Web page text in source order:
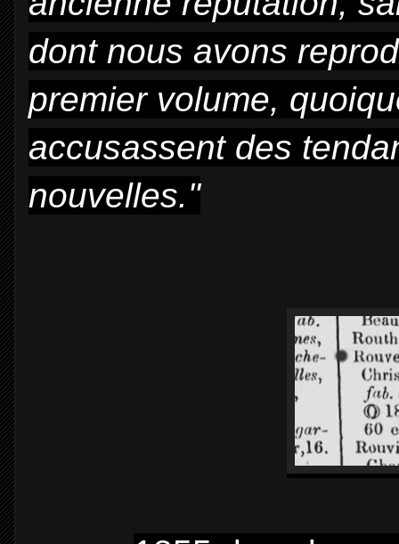
dont nous avons
premier volume,
accusassent des
nouvelles."